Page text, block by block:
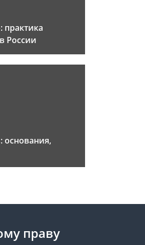
практика
России
основания,
праву